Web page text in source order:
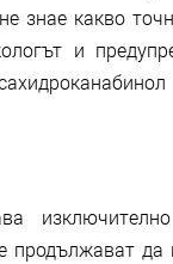
знае какво
и
продължават